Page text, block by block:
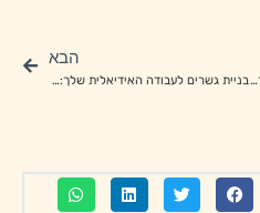
חיפוש עבודה מותאם אישית: כיצד חברות משאבי אנוש מתאימות את השירותים שלהן
הבא
בניית גשרים לעבודה האידיאלית שלך: חברות משאבי אנוש כשותפים